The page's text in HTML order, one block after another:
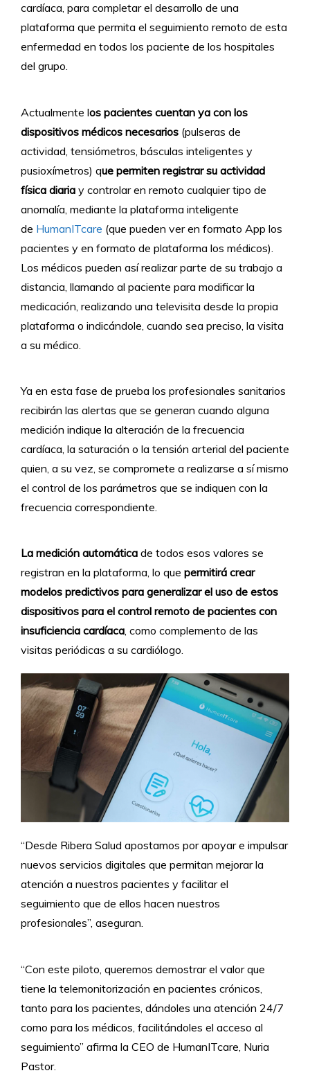
cardíaca, para completar el desarrollo de una
plataforma que permita el seguimiento remoto de esta
enfermedad en todos los paciente de los hospitales
del grupo.
Actualmente los pacientes cuentan ya con los
dispositivos médicos necesarios (pulseras de
actividad, tensiómetros, básculas inteligentes y
pusioxímetros) que permiten registrar su actividad
física diaria y controlar en remoto cualquier tipo de
anomalía, mediante la plataforma inteligente
de HumanITcare (que pueden ver en formato App los
pacientes y en formato de plataforma los médicos).
Los médicos pueden así realizar parte de su trabajo a
distancia, llamando al paciente para modificar la
medicación, realizando una televisita desde la propia
plataforma o indicándole, cuando sea preciso, la visita
a su médico.
Ya en esta fase de prueba los profesionales sanitarios
recibirán las alertas que se generan cuando alguna
medición indique la alteración de la frecuencia
cardíaca, la saturación o la tensión arterial del paciente
quien, a su vez, se compromete a realizarse a sí mismo
el control de los parámetros que se indiquen con la
frecuencia correspondiente.
La medición automática de todos esos valores se
registran en la plataforma, lo que permitirá crear
modelos predictivos para generalizar el uso de estos
dispositivos para el control remoto de pacientes con
insuficiencia cardíaca, como complemento de las
visitas periódicas a su cardiólogo.
“Desde Ribera Salud apostamos por apoyar e impulsar
nuevos servicios digitales que permitan mejorar la
atención a nuestros pacientes y facilitar el
seguimiento que de ellos hacen nuestros
profesionales”, aseguran.
“Con este piloto, queremos demostrar el valor que
tiene la telemonitorización en pacientes crónicos,
tanto para los pacientes, dándoles una atención 24/7
como para los médicos, facilitándoles el acceso al
seguimiento” afirma la CEO de HumanITcare, Nuria
Pastor.